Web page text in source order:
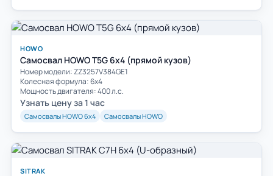
HOWO
Самосвал HOWO T5G 6x4 (прямой кузов)
Номер модели: ZZ3257V384GE1
Колесная формула: 6х4
Мощность двигателя: 400 л.с.
Узнать цену за 1 час
Самосвалы HOWO 6х4 Самосвалы HOWO
SITRAK